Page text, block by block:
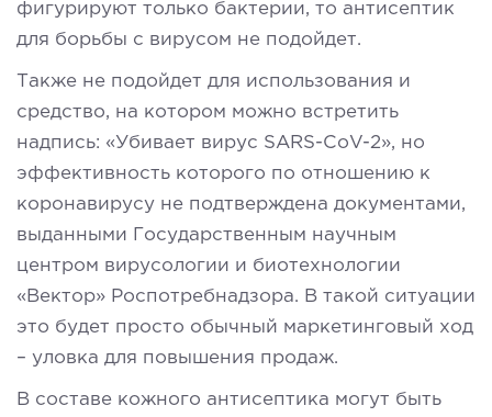
фигурируют только бактерии, то антисептик
для борьбы с вирусом не подойдет.
Также не подойдет для использования и
средство, на котором можно встретить
надпись: «Убивает вирус SARS-CoV-2», но
эффективность которого по отношению к
коронавирусу не подтверждена документами,
выданными Государственным научным
центром вирусологии и биотехнологии
«Вектор» Роспотребнадзора. В такой ситуации
это будет просто обычный маркетинговый ход
– уловка для повышения продаж.
В составе кожного антисептика могут быть